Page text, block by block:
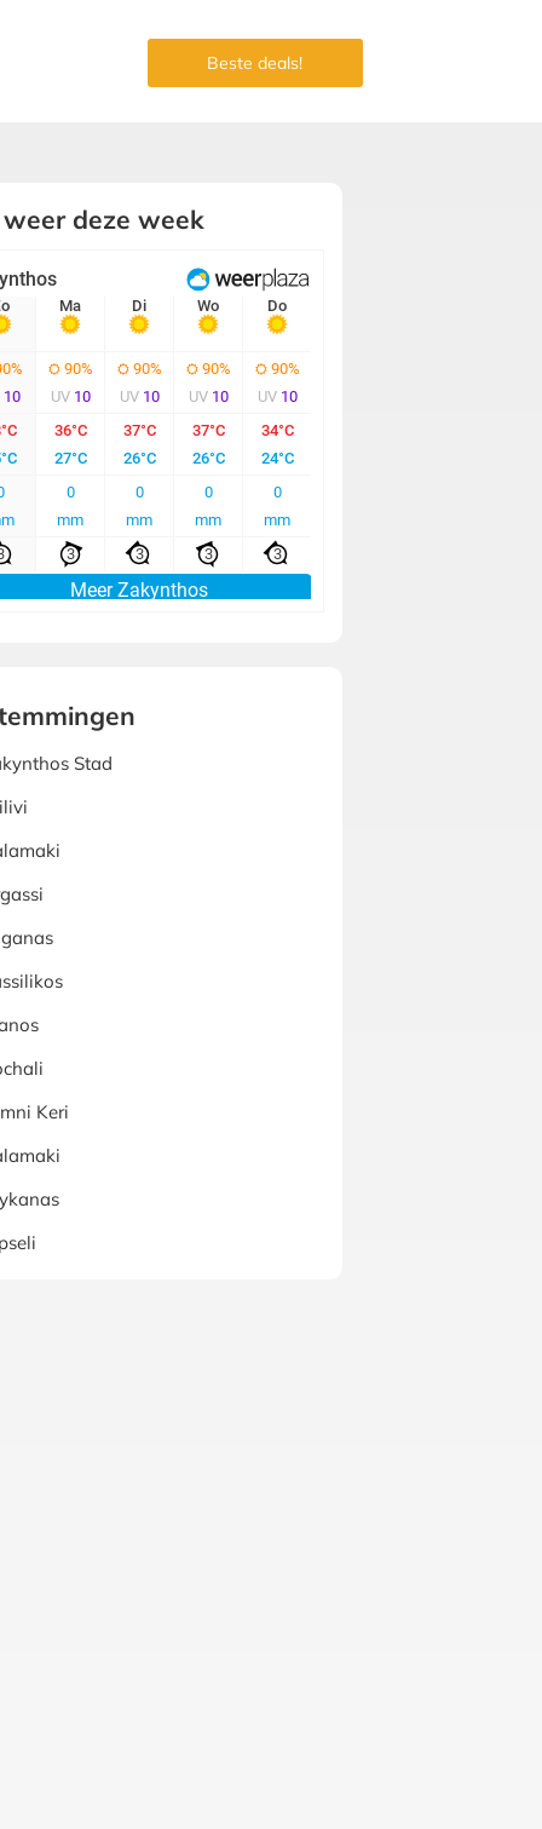
Beste deals!
deze week
Stad
Keri